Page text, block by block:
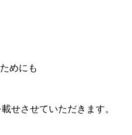
めにも
せさせていただきます。